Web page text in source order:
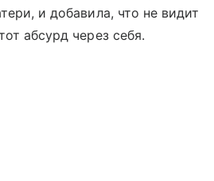
и добавила, что не видит
абсурд через себя.